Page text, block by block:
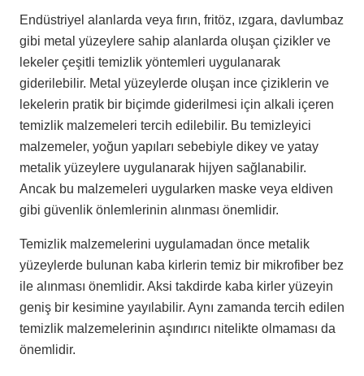
Endüstriyel alanlarda veya fırın, fritöz, ızgara, davlumbaz
gibi metal yüzeylere sahip alanlarda oluşan çizikler ve
lekeler çeşitli temizlik yöntemleri uygulanarak
giderilebilir. Metal yüzeylerde oluşan ince çiziklerin ve
lekelerin pratik bir biçimde giderilmesi için alkali içeren
temizlik malzemeleri tercih edilebilir. Bu temizleyici
malzemeler, yoğun yapıları sebebiyle dikey ve yatay
metalik yüzeylere uygulanarak hijyen sağlanabilir.
Ancak bu malzemeleri uygularken maske veya eldiven
gibi güvenlik önlemlerinin alınması önemlidir.
Temizlik malzemelerini uygulamadan önce metalik
yüzeylerde bulunan kaba kirlerin temiz bir mikrofiber bez
ile alınması önemlidir. Aksi takdirde kaba kirler yüzeyin
geniş bir kesimine yayılabilir. Aynı zamanda tercih edilen
temizlik malzemelerinin aşındırıcı nitelikte olmaması da
önemlidir.